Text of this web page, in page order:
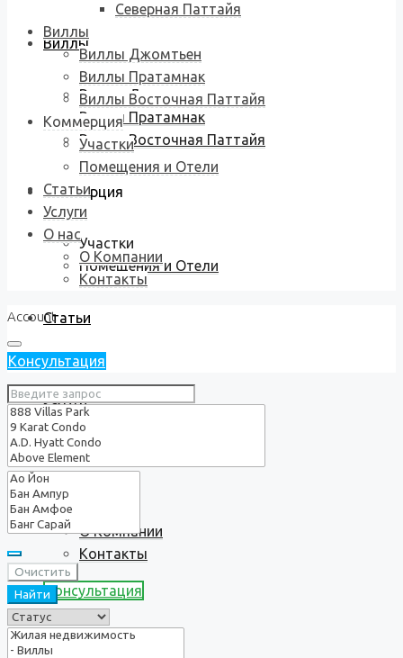
Виллы
Виллы Джомтьен
Виллы Пратамнак
Виллы Восточная Паттайя
Коммерция
Участки
Помещения и Отели
Статьи
Услуги
О нас
О Компании
Контакты
Консультация
Северная Паттайя
Виллы
Виллы Джомтьен
Виллы Пратамнак
Виллы Восточная Паттайя
Коммерция
Участки
Помещения и Отели
Статьи
Услуги
О нас
О Компании
Контакты
Account
Консультация
Очистить
Найти